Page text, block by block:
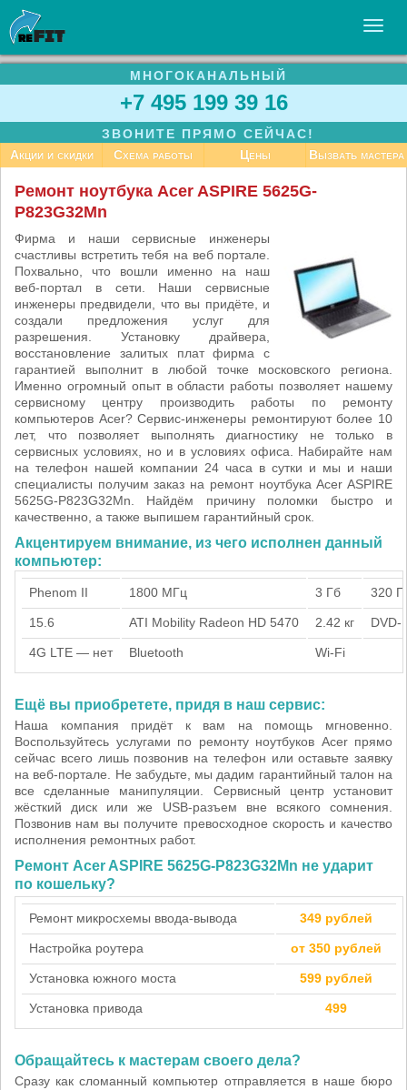
УСЛУГИ
БИЗНЕСУ
СТАТЬИ
МНОГОКАНАЛЬНЫЙ
+7 495 199 39 16
ЗВОНИТЕ ПРЯМО СЕЙЧАС!
Акции и скидки
Схема работы Цены Вызвать мастера
Ремонт ноутбука Acer ASPIRE 5625G-
P823G32Mn
Фирма и наши сервисные инженеры
счастливы встретить тебя на веб портале.
Похвально, что вошли именно на наш
веб-портал в сети. Наши сервисные
инженеры предвидели, что вы придёте, и
создали предложения услуг для
разрешения. Установку драйвера,
восстановление залитых плат фирма с
гарантией выполнит в любой точке московского региона.
Именно огромный опыт в области работы позволяет нашему
сервисному центру производить работы по ремонту
компьютеров Acer? Сервис-инженеры ремонтируют более 10
лет, что позволяет выполнять диагностику не только в
сервисных условиях, но и в условиях офиса. Набирайте нам
на телефон нашей компании 24 часа в сутки и мы и наши
специалисты получим заказ на ремонт ноутбука Acer ASPIRE
5625G-P823G32Mn. Найдём причину поломки быстро и
качественно, а также выпишем гарантийный срок.
Акцентируем внимание, из чего исполнен данный
компьютер:
Phenom II 1800 МГц 3 Гб 320
15.6 ATI Mobility Radeon HD 5470 2.42 кг DVD-
4G LTE — нет Bluetooth Wi-Fi
Ещё вы приобретете, придя в наш сервис:
Наша компания придёт к вам на помощь мгновенно.
Воспользуйтесь услугами по ремонту ноутбуков Acer прямо
сейчас всего лишь позвонив на телефон или оставьте заявку
на веб-портале. Не забудьте, мы дадим гарантийный талон на
все сделанные манипуляции. Сервисный центр установит
жёсткий диск или же USB-разъем вне всякого сомнения.
Позвонив нам вы получите превосходное скорость и качество
исполнения ремонтных работ.
Ремонт Acer ASPIRE 5625G-P823G32Mn не ударит
по кошельку?
Ремонт микросхемы ввода-вывода 349 рублей
Настройка роутера от 350 рублей
Установка южного моста 599 рублей
Установка привода 499
Обращайтесь к мастерам своего дела?
Сразу как сломанный компьютер отправляется в наше бюро